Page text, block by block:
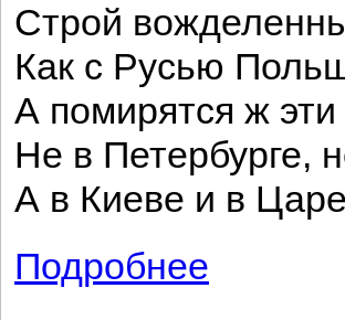
Строй
Как с Русью
А помирятся ж эти
Не в Петербурге,
А в Киеве и в
Подробнее